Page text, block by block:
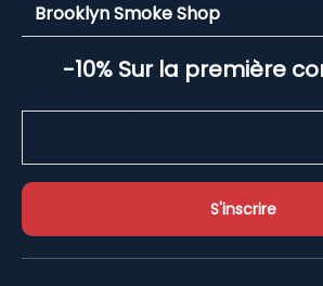
Brooklyn Smoke Shop
-10% Sur la première